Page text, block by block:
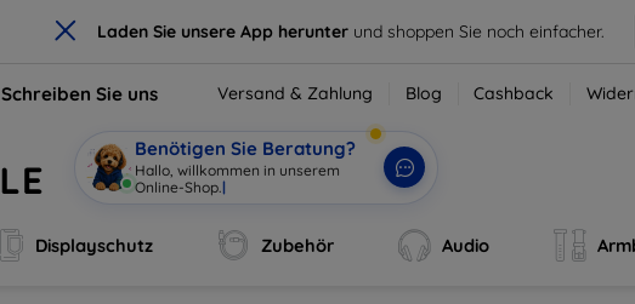
× Laden Sie unsere App herunter und shoppen Sie noch einfacher.
Schreiben Sie uns Versand & Zahlung Blog Cashback
Benötigen Sie Beratung?
H|
Displayschutz Zubehör Audio